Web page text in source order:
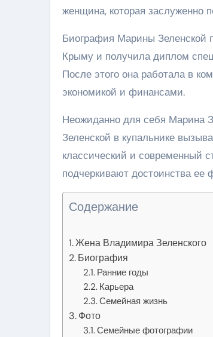
женщина, которая заслуженно
Биография Марины Зеленской
Крыму и получила диплом
После этого она работала в
экономикой и финансами.
Неожиданно для себя Марина
Зеленской в купальнике
классический и современный
подчеркивают достоинства
Содержание
Жена Владимира Зеленского
Биография
Ранние годы
Карьера
Семейная жизнь
Фото
Семейные фотографии